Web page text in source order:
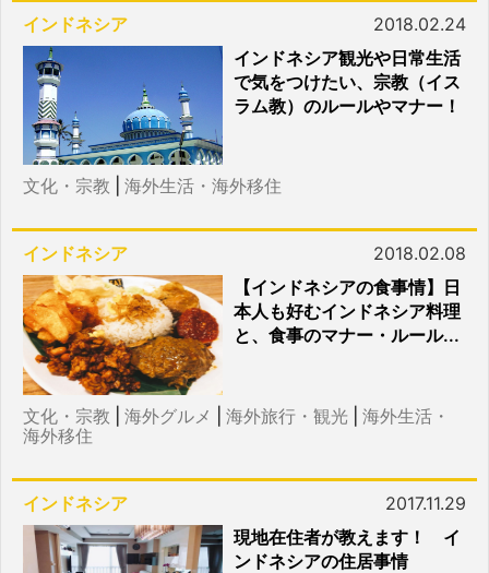
インドネシア
2018.02.24
インドネシア観光や日常生活
で気をつけたい、宗教（イス
ラム教）のルールやマナー！
文化・宗教 海外生活・海外移住
インドネシア
2018.02.08
【インドネシアの食事情】日
本人も好むインドネシア料理
と、食事のマナー・ルール...
文化・宗教 海外グルメ 海外旅行・観光
海外生活・
海外移住
インドネシア
2017.11.29
現地在住者が教えます！ イ
ンドネシアの住居事情